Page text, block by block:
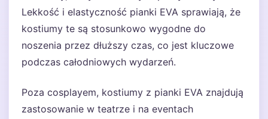
Lekkość i elastyczność pianki EVA sprawiają, że
kostiumy te są stosunkowo wygodne do
noszenia przez dłuższy czas, co jest kluczowe
podczas całodniowych wydarzeń.
Poza cosplayem, kostiumy z pianki EVA znajdują
zastosowanie w teatrze i na eventach